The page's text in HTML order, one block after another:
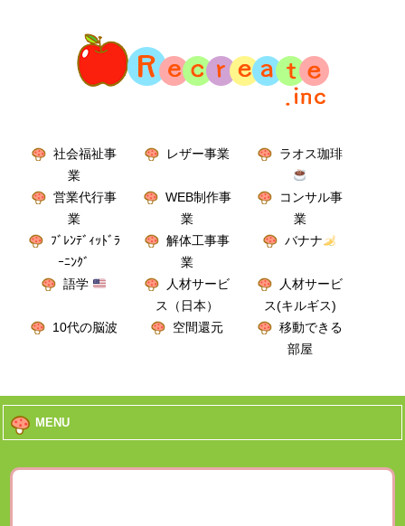
社会福祉事
業
レザー事業 ラオス珈琲
営業代行事
業
WEB制作事
業
コンサル事
業
ﾌﾞﾚﾝﾃﾞｨｯﾄﾞﾗ
ｰﾆﾝｸﾞ
解体工事事
業
バナナ
語学
人材サービ
ス（日本）
人材サービ
ス(キルギス)
10代の脳波
空間還元
移動できる
部屋
MENU